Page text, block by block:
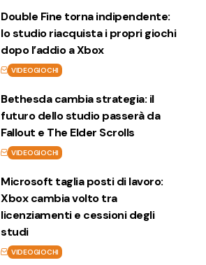
Double Fine torna indipendente:
lo studio riacquista i propri giochi
dopo l’addio a Xbox
VIDEOGIOCHI
Bethesda cambia strategia: il
futuro dello studio passerà da
Fallout e The Elder Scrolls
VIDEOGIOCHI
Microsoft taglia posti di lavoro:
Xbox cambia volto tra
licenziamenti e cessioni degli
studi
VIDEOGIOCHI